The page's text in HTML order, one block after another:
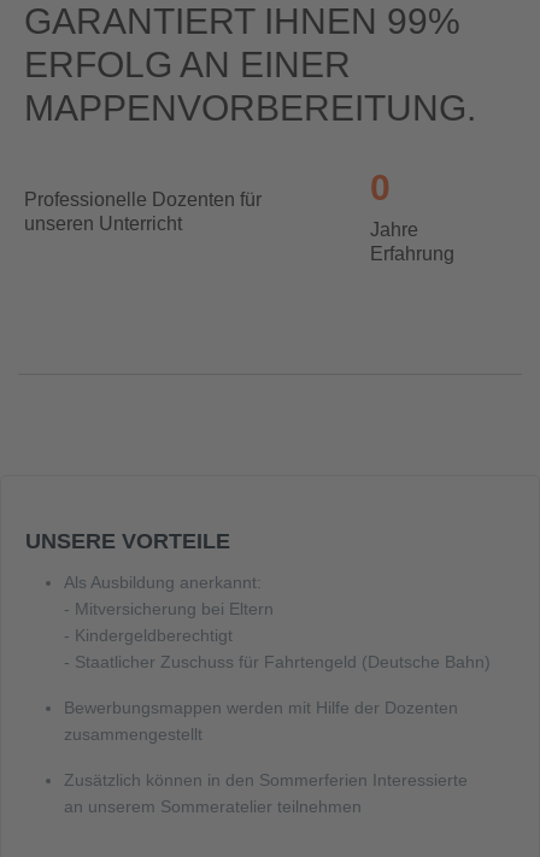
GARANTIERT IHNEN 99%
ERFOLG AN EINER
MAPPEN­VORBEREITUNG.
Professionelle Dozenten für
unseren Unterricht
0
Jahre
Erfahrung
UNSERE VORTEILE
Als Ausbildung anerkannt:
- Mitversicherung bei Eltern
- Kindergeldberechtigt
- Staatlicher Zuschuss für Fahrtengeld (Deutsche Bahn)
Bewerbungsmappen werden mit Hilfe der Dozenten
zusammengestellt
Zusätzlich können in den Sommerferien Interessierte
an unserem Sommeratelier teilnehmen